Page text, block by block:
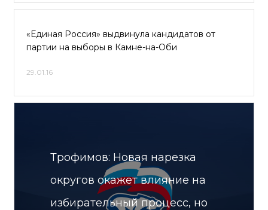
«Единая Россия» выдвинула кандидатов от
партии на выборы в Камне-на-Оби
29.01.16
Трофимов: Новая нарезка
округов окажет влияние на
избирательный процесс, но